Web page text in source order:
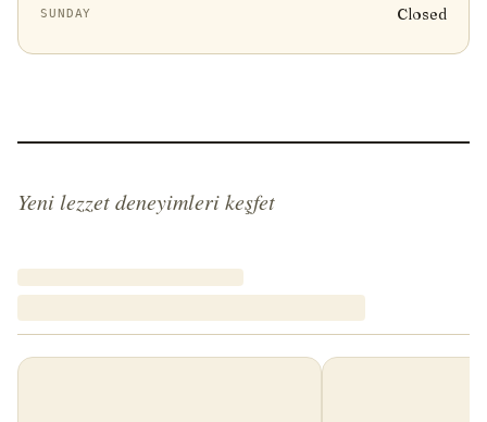
SUNDAY Closed
Yeni lezzet deneyimleri keşfet